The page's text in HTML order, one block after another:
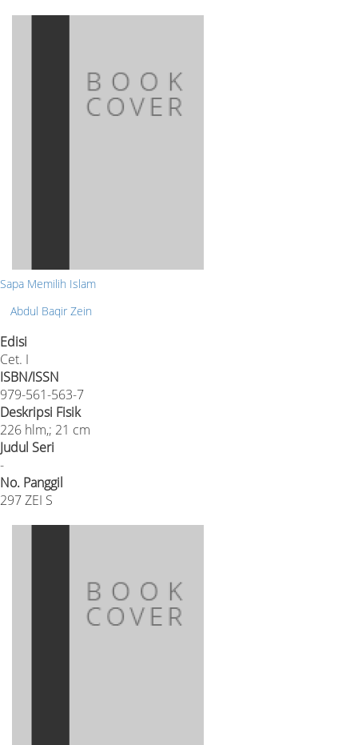
Sapa Memilih Islam
Abdul Baqir Zein
Edisi
Cet. I
ISBN/ISSN
979-561-563-7
Deskripsi Fisik
226 hlm,; 21 cm
Judul Seri
-
No. Panggil
297 ZEI S